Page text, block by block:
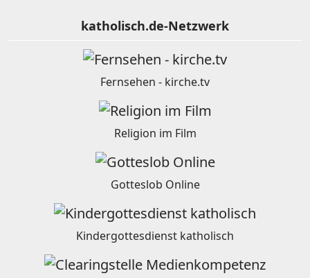
katholisch.de-Netzwerk
Fernsehen - kirche.tv
Religion im Film
Gotteslob Online
Kindergottesdienst katholisch